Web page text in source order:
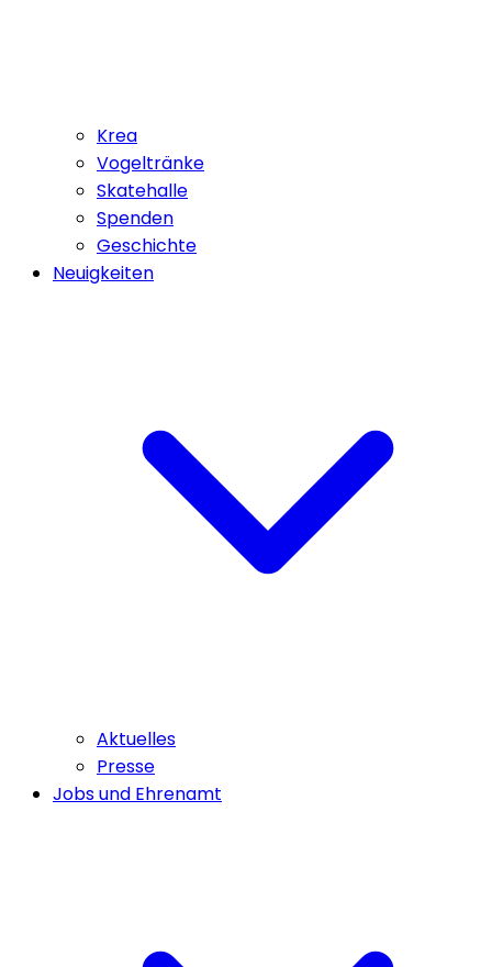
Krea
Vogeltränke
Skatehalle
Spenden
Geschichte
Neuigkeiten
Aktuelles
Presse
Jobs und Ehrenamt